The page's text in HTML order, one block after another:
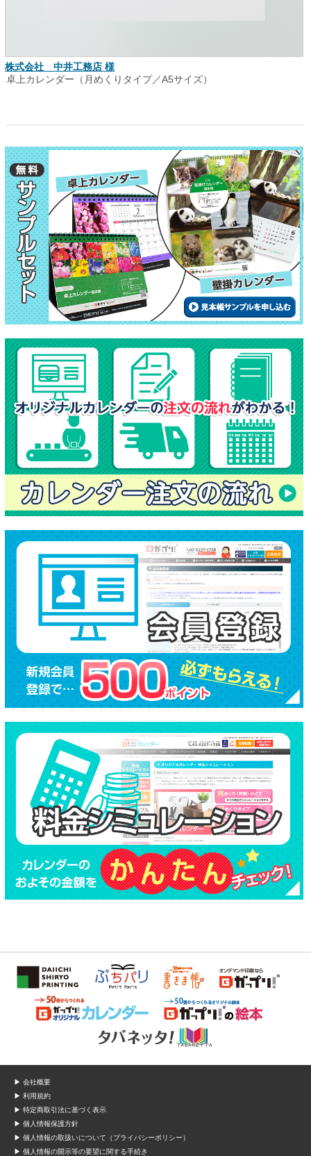
株式会社 中井工務店 様
卓上カレンダー（月めくりタイプ／A5サイズ）
▶ 会社概要
▶ 利用規約
▶ 特定商取引法に基づく表示
▶ 個人情報保護方針
▶ 個人情報の取扱いについて（プライバシーポリシー）
▶ 個人情報の開示等の要望に関する手続き